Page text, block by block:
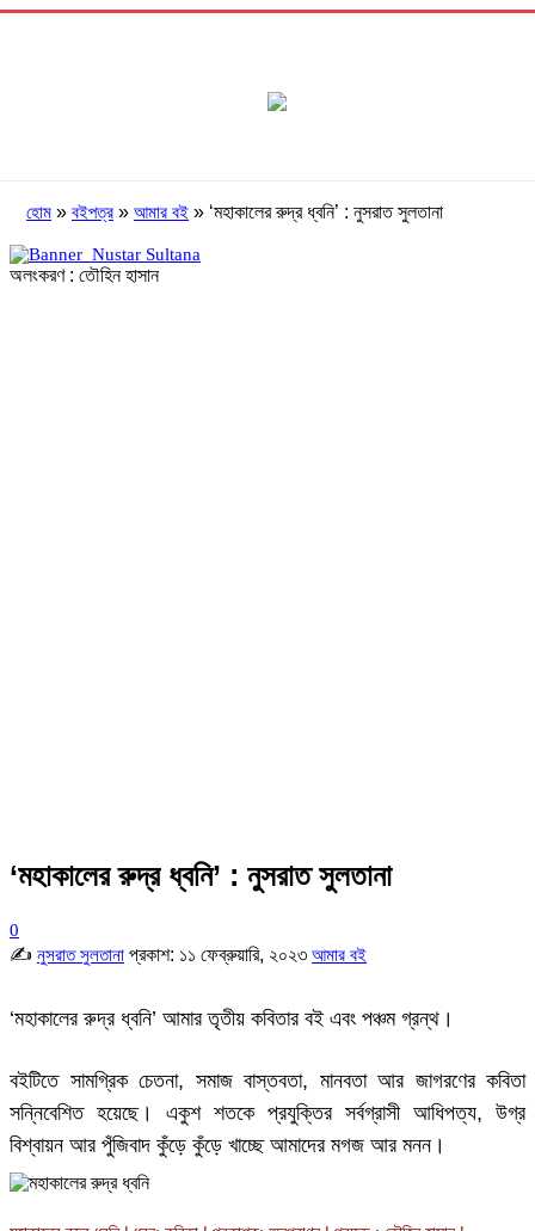
হোম » বইপত্র » আমার বই » ‘মহাকালের রুদ্র ধ্বনি’ : নুসরাত সুলতানা
অলংকরণ : তৌহিন হাসান
‘মহাকালের রুদ্র ধ্বনি’ : নুসরাত সুলতানা
0
✍ নুসরাত সুলতানা প্রকাশ: ১১ ফেব্রুয়ারি, ২০২৩ আমার বই
‘মহাকালের রুদ্র ধ্বনি’ আমার তৃতীয় কবিতার বই এবং পঞ্চম গ্রন্থ।
বইটিতে সামগ্রিক চেতনা, সমাজ বাস্তবতা, মানবতা আর জাগরণের কবিতা
সন্নিবেশিত হয়েছে। একুশ শতকে প্রযুক্তির সর্বগ্রাসী আধিপত্য, উগ্র
বিশ্বায়ন আর পুঁজিবাদ কুঁড়ে কুঁড়ে খাচ্ছে আমাদের মগজ আর মনন।